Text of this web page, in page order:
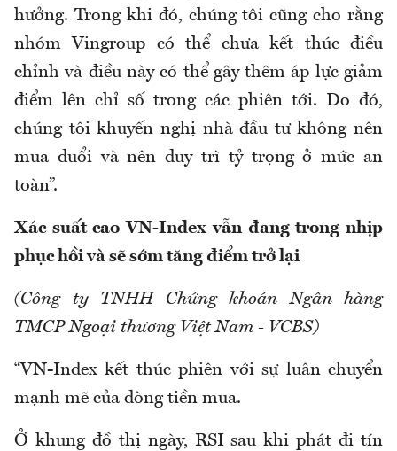
hưởng. Trong khi đó, chúng tôi cũng cho rằng
nhóm Vingroup có thể chưa kết thúc điều
chỉnh và điều này có thể gây thêm áp lực giảm
điểm lên chỉ số trong các phiên tới. Do đó,
chúng tôi khuyến nghị nhà đầu tư không nên
mua đuổi và nên duy trì tỷ trọng ở mức an
toàn”.
Xác suất cao VN-Index vẫn đang trong nhịp
phục hồi và sẽ sớm tăng điểm trở lại
(Công ty TNHH Chứng khoán Ngân hàng
TMCP Ngoại thương Việt Nam - VCBS)
“VN-Index kết thúc phiên với sự luân chuyển
mạnh mẽ của dòng tiền mua.
Ở khung đồ thị ngày, RSI sau khi phát đi tín